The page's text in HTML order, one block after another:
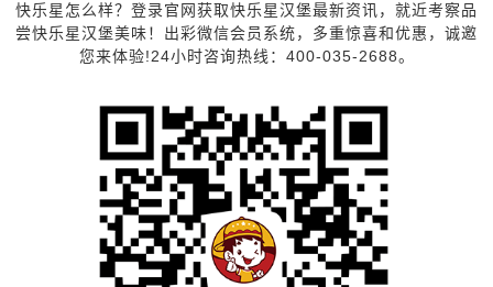
快乐星怎么样？登录官网获取快乐星汉堡最新资讯，就近考察品
尝快乐星汉堡美味！出彩微信会员系统，多重惊喜和优惠，诚邀
您来体验!24小时咨询热线：400-035-2688。